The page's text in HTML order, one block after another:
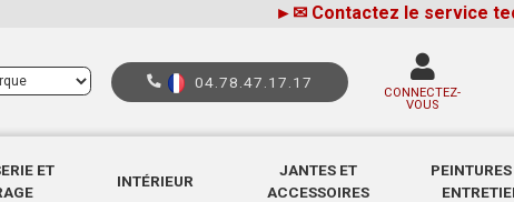
► ✉ Contactez le service
04.78.47.17.17
CONNECTEZ-
VOUS
ET
INTÉRIEUR
JANTES ET
ACCESSOIRES